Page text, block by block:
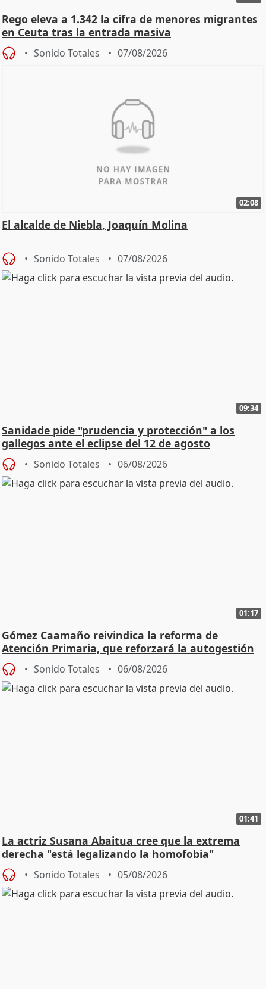
Rego eleva a 1.342 la cifra de menores migrantes
en Ceuta tras la entrada masiva
Sonido Totales 07/08/2026
02:08
El alcalde de Niebla, Joaquín Molina
Sonido Totales 07/08/2026
09:34
Sanidade pide "prudencia y protección" a los
gallegos ante el eclipse del 12 de agosto
Sonido Totales 06/08/2026
01:17
Gómez Caamaño reivindica la reforma de
Atención Primaria, que reforzará la autogestión
Sonido Totales 06/08/2026
01:41
La actriz Susana Abaitua cree que la extrema
derecha "está legalizando la homofobia"
Sonido Totales 05/08/2026